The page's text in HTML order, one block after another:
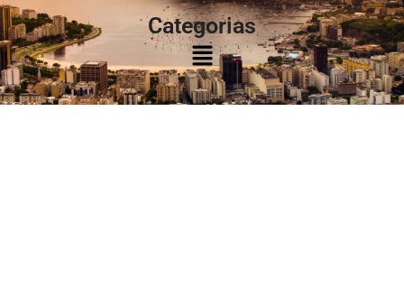
Categorias